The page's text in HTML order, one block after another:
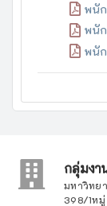
พนั
พนั
พนั
กลุ่มงา
มหาวิทย
398/1หมู่